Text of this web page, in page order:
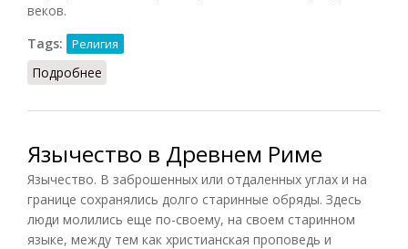
веков.
Tags:
Религия
Подробнее
Язычество в Древнем Риме
Язычество. В заброшенных или отдаленных углах и на
границе сохранялись долго старинные обряды. Здесь
люди молились еще по-своему, на своем старинном
языке, между тем как христианская проповедь и